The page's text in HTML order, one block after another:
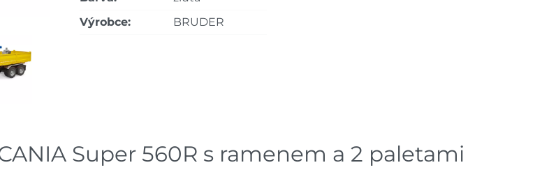
Výrobce:
BRUDER
Super 560R s ramenem a 2 paletami